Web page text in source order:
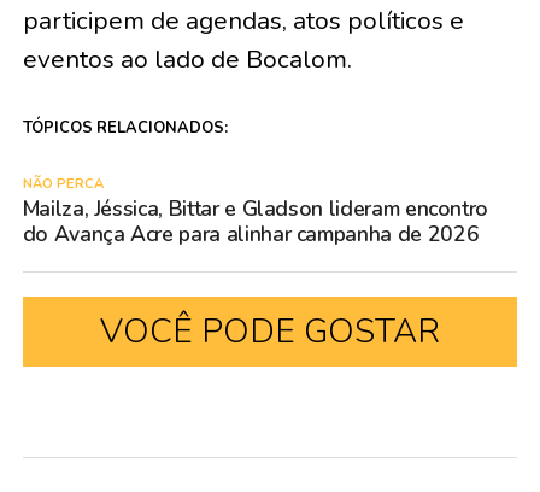
participem de agendas, atos políticos e
eventos ao lado de Bocalom.
TÓPICOS RELACIONADOS:
NÃO PERCA
Mailza, Jéssica, Bittar e Gladson lideram encontro
do Avança Acre para alinhar campanha de 2026
VOCÊ PODE GOSTAR